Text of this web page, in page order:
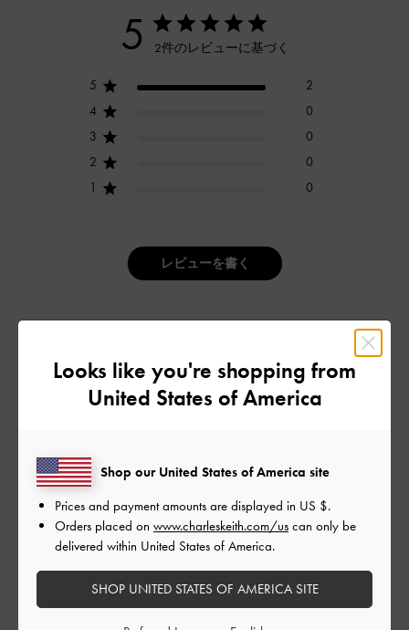
5 2件のレビューに基づく
5
2
4
0
3
0
2
0
1
0
レビューを書く
とてもよかった
もっと見る
フィルター
並べ替え
Looks like you're shopping from
United States of America
Shop our United States of America site
Prices and payment amounts are displayed in US $.
Orders placed on www.charleskeith.com/us can only be
delivered within United States of America.
SHOP UNITED STATES OF AMERICA SITE